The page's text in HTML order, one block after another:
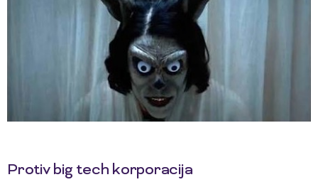
Protiv big tech korporacija